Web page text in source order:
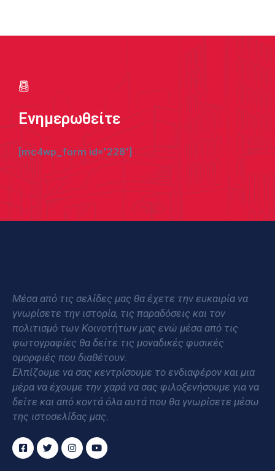
Ενημερωθείτε
[mc4wp_form id="228"]
Μέσα από τις σελίδες μας θα έχετε την ευκαιρία να
γνωρίσετε την ιστορία, τις παραδόσεις και τον
πολιτισμό των Κοινοτήτων μας ενώ μέσα από τις
φωτογραφίες θα δείτε τις μοναδικές φυσικές
ομορφιές που διαθέτουν.
Ελπίζουμε να σας κεντρίσουμε το ενδιαφέρον και μια
μέρα να έχουμε την χαρά να σας φιλοξενήσουμε για να
δείτε και από κοντά όλα αυτά που θα γνωρίσετε μέσω
της ιστοσελίδας μας.